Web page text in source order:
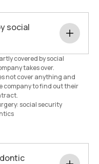
social
covered by social
takes over.
not cover anything and
company to find out their
social security